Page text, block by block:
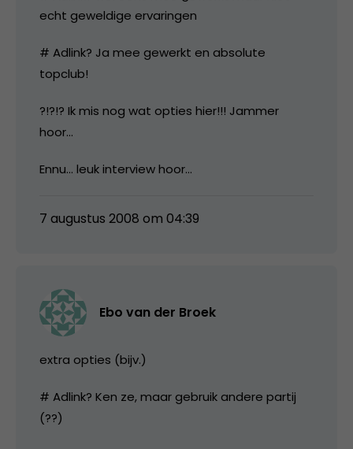
echt geweldige ervaringen
# Adlink? Ja mee gewerkt en absolute
topclub!
?!?!? Ik mis nog wat opties hier!!! Jammer
hoor…
Ennu… leuk interview hoor…
7 augustus 2008 om 04:39
Ebo van der Broek
extra opties (bijv.)
# Adlink? Ken ze, maar gebruik andere partij
(??)